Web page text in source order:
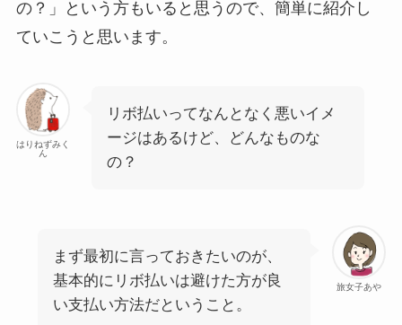
の？」という方もいると思うので、簡単に紹介し
ていこうと思います。
はりねずみく
ん
リボ払いってなんとなく悪いイメ
ージはあるけど、どんなものな
の？
旅女子あや
まず最初に言っておきたいのが、
基本的にリボ払いは避けた方が良
い支払い方法だということ。